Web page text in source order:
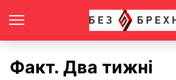
Факт. Два тижні